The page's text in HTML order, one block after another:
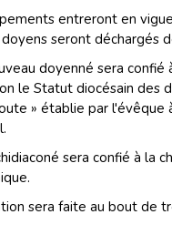
entreront en
seront déchargés
doyenné sera
le Statut diocésain des
» établie par l'évêque
sera confié à la
sera faite au bout de